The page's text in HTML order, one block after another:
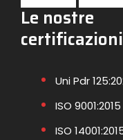
Le nostre
certificazioni
Uni Pdr
ISO 9001:2015
ISO